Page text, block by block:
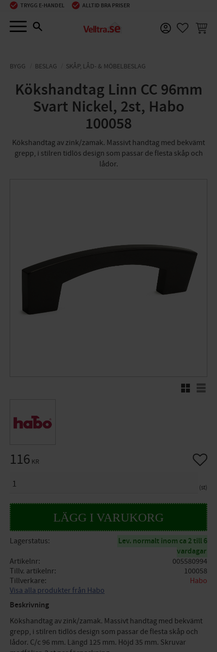
Meny
TRYGG E-HANDEL ALLTID BRA PRISER
BYGG BESLAG SKÅP, LÅD- & MÖBELBESLAG
Kökshandtag Linn CC 96mm
Svart Nickel, 2st, Habo
100058
Kökshandtag av zink/zamak. Massivt handtag med bekvämt
grepp, i stilren tidlös design som passar de flesta skåp och
lådor.
Rutnätsvy
116 KR
st
Lägg
Lagerstatus
Lev. normalt inom ca 2 till 6
vardagar
Artikelnr
005580994
Tillv. artikelnr
100058
Tillverkare
Habo
Visa alla produkter från Habo
Beskrivning
Kökshandtag av zink/zamak. Massivt handtag med bekvämt
grepp, i stilren tidlös design som passar de flesta skåp och
lådor. C/c 96 mm. Längd 125 mm. Höjd 35 mm. Skruvar